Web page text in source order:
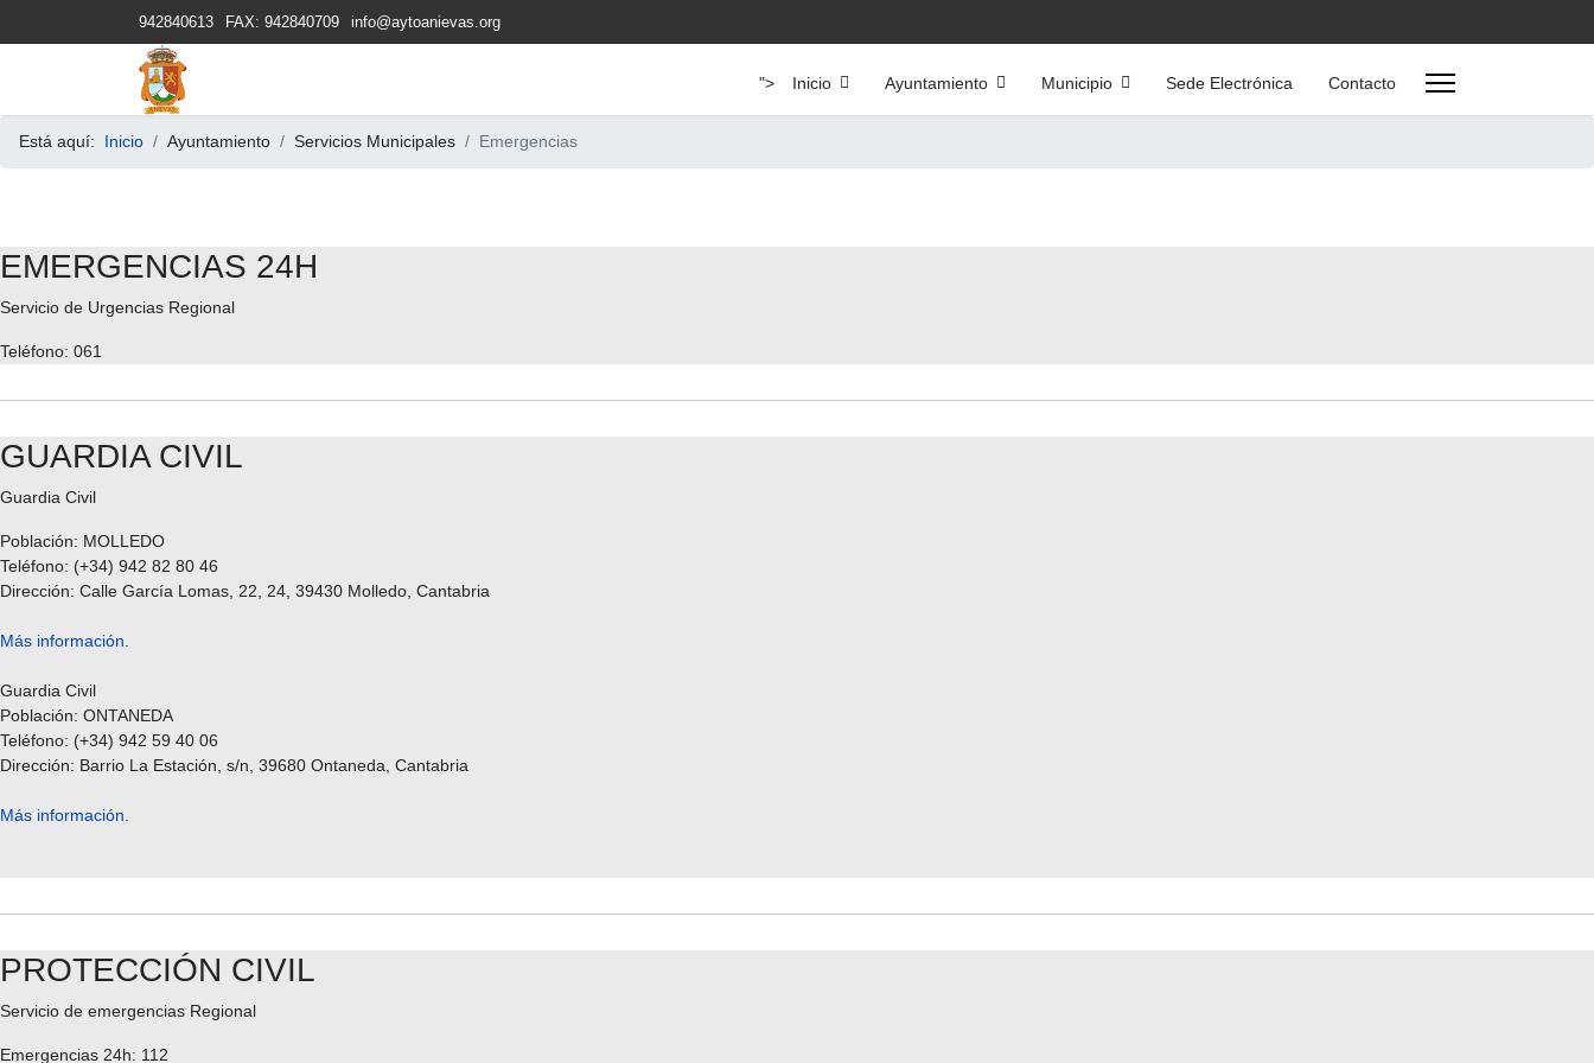
942840613 FAX: 942840709 info@aytoanievas.org
"> Inicio Ayuntamiento Municipio Sede Electrónica Contacto
Está aquí: Inicio Ayuntamiento Servicios Municipales Emergencias
EMERGENCIAS 24H
Servicio de Urgencias Regional
Teléfono: 061
GUARDIA CIVIL
Guardia Civil
Población: MOLLEDO
Teléfono: (+34) 942 82 80 46
Dirección: Calle García Lomas, 22, 24, 39430 Molledo, Cantabria
Más información.
Guardia Civil
Población: ONTANEDA
Teléfono: (+34) 942 59 40 06
Dirección: Barrio La Estación, s/n, 39680 Ontaneda, Cantabria
Más información.
PROTECCIÓN CIVIL
Servicio de emergencias Regional
Emergencias 24h: 112